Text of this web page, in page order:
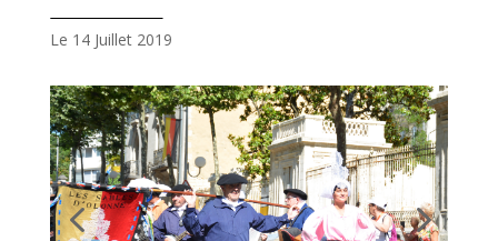
Le 14 Juillet 2019